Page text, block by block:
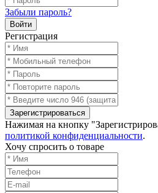
Забыли пароль?
Войти
Регистрация
Зарегистрироваться
Нажимая на кнопку
политикой конфиденциальности.
Хочу спросить о товаре